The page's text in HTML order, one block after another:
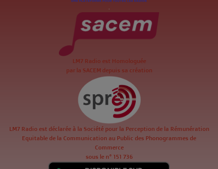
LM7 Radio est Homologuée
par la SACEM depuis sa création
LM7 Radio est déclarée à la Société pour la Perception de la Rémunération
Equitable de la Communication au Public des Phonogrammes de
Commerce
sous le n° 151 736